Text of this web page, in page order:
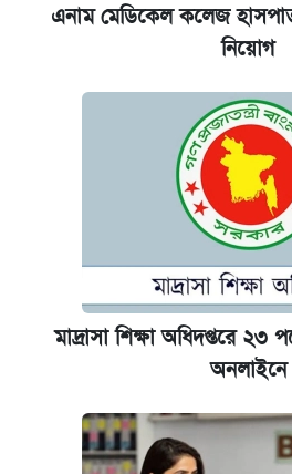
এনাম মেডিকেল কলেজ
নিয়োগ
মাদ্রাসা শিক্ষা অধিদপ্তরে
অনলাইনে